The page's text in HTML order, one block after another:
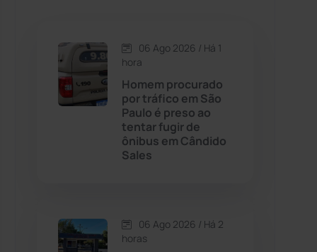
Caetité (1504)
Candiba (157)
Cândido Sales
Caturama
06 Ago 2026 / Há 1
hora
Homem procurado
por tráfico em São
Paulo é preso ao
tentar fugir de
ônibus em Cândido
Sales
06 Ago 2026 / Há 2
horas